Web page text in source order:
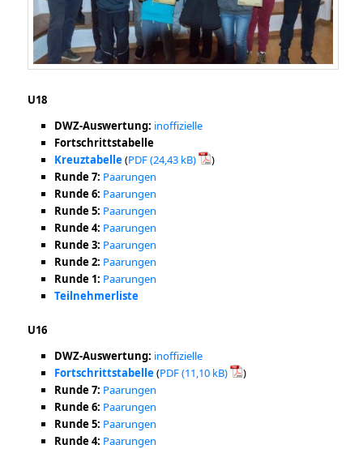
U18
DWZ-Auswertung: inoffizielle
Fortschrittstabelle
Kreuztabelle(PDF
)
Runde 7: Paarungen
Runde 6: Paarungen
Runde 5: Paarungen
Runde 4: Paarungen
Runde 3: Paarungen
Runde 2: Paarungen
Runde 1: Paarungen
Teilnehmerliste
U16
DWZ-Auswertung: inoffizielle
Fortschrittstabelle(PDF
)
Runde 7: Paarungen
Runde 6: Paarungen
Runde 5: Paarungen
Runde 4: Paarungen